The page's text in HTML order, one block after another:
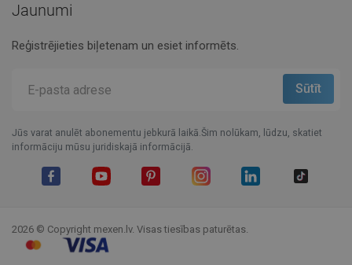
Jaunumi
Reģistrējieties biļetenam un esiet informēts.
Jūs varat anulēt abonementu jebkurā laikā.Šim nolūkam, lūdzu, skatiet
informāciju mūsu juridiskajā informācijā.
2026 © Copyright mexen.lv. Visas tiesības paturētas.